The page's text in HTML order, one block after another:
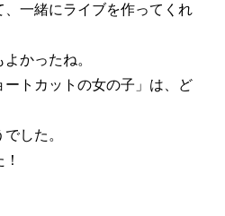
一緒にライブを作ってくれ
かったね。
トカットの女の子」は、ど
した。